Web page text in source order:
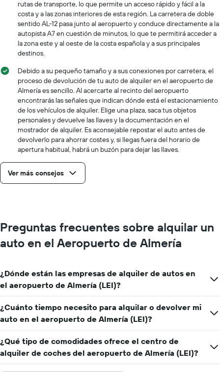
rutas de transporte, lo que permite un acceso rápido y fácil a la
costa y a las zonas interiores de esta región. La carretera de doble
sentido AL-12 pasa junto al aeropuerto y conduce directamente a la
autopista A7 en cuestión de minutos, lo que te permitirá acceder a
la zona este y al oeste de la costa española y a sus principales
destinos.
Debido a su pequeño tamaño y a sus conexiones por carretera, el
proceso de devolución de tu auto de alquiler en el aeropuerto de
Almería es sencillo. Al acercarte al recinto del aeropuerto
encontrarás las señales que indican dónde está el estacionamiento
de los vehículos de alquiler. Elige una plaza, saca tus objetos
personales y devuelve las llaves y la documentación en el
mostrador de alquiler. Es aconsejable repostar el auto antes de
devolverlo para ahorrar costes y, si llegas fuera del horario de
apertura habitual, habrá un buzón para dejar las llaves.
Ver más consejos
Preguntas frecuentes sobre alquilar un
auto en el Aeropuerto de Almería
¿Dónde están las empresas de alquiler de autos en
el aeropuerto de Almería (LEI)?
¿Cuánto tiempo necesito para alquilar o devolver mi
auto en el aeropuerto de Almería (LEI)?
¿Qué tipo de comodidades ofrece el centro de
alquiler de coches del aeropuerto de Almería (LEI)?